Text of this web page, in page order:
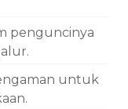
penguncinya
untuk